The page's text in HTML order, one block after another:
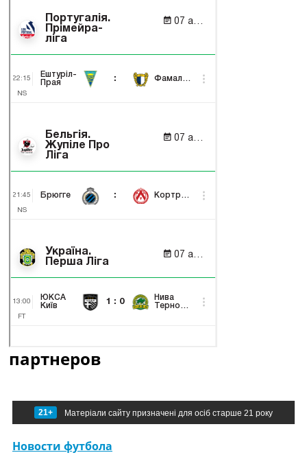
партнеров
21+ Матеріали сайту призначені для осіб старше 21 року
Новости футбола